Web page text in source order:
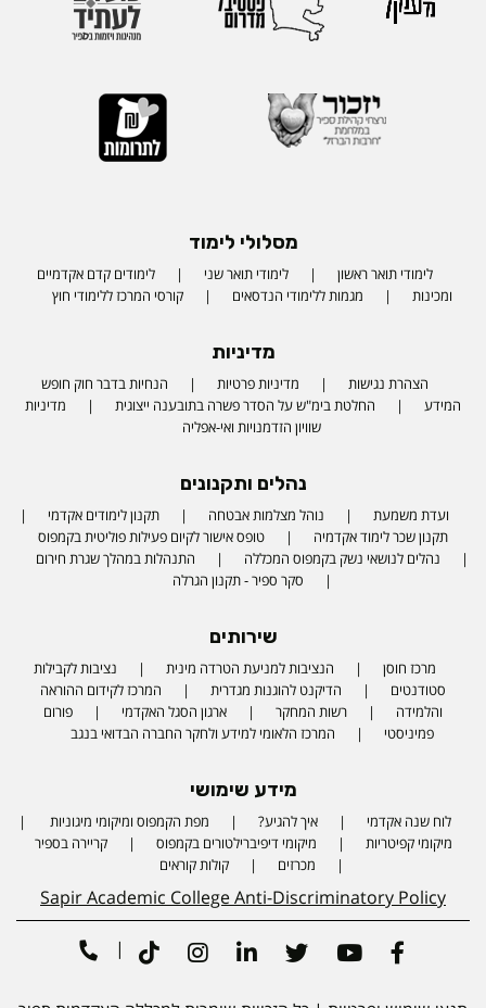
מסלולי לימוד
לימודי תואר ראשון לימודי תואר שני
לימודים קדם אקדמיים
ומכינות
מגמות ללימודי הנדסאים קורסי המרכז ללימודי חוץ
מדיניות
הצהרת נגישות מדיניות פרטיות
הנחיות בדבר חוק חופש
המידע
החלטת בימ"ש על הסדר פשרה בתובענה ייצוגית
מדיניות
שוויון הזדמנויות ואי-אפליה
נהלים ותקנונים
ועדת משמעת נוהל מצלמות אבטחה
תקנון לימודים אקדמי
תקנון שכר לימוד אקדמיה
טופס אישור לקיום פעילות פוליטית בקמפוס
נהלים לנושאי נשק בקמפוס המכללה
התנהלות במהלך שגרת חירום
סקר ספיר - תקנון הגרלה
שירותים
מרכז חוסן הנציבות למניעת הטרדה מינית
נציבות לקבילות
סטודנטים
הדיקנט להוגנות מגדרית
המרכז לקידום ההוראה
והלמידה
רשות המחקר ארגון הסגל האקדמי
פורום
פמיניסטי
המרכז הלאומי למידע ולחקר החברה הבדואי בנגב
מידע שימושי
לוח שנה אקדמי איך להגיע?
מפת הקמפוס ומיקומי מיגוניות
מיקומי קפיטריות
מיקומי דיפיברילטורים בקמפוס
קריירה בספיר
מכרזים
קולות קוראים
Sapir Academic College Anti-Discriminatory Policy
Facebook
Youtube
Twitter
Linkedin
Instagram
Tiktok
|
Phone number